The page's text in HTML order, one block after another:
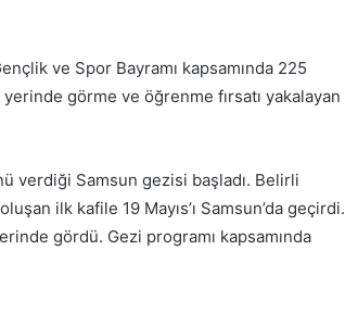
ve Spor Bayramı kapsamında 225
görme ve öğrenme fırsatı yakalayan
verdiği Samsun gezisi başladı. Belirli
ilk kafile 19 Mayıs’ı Samsun’da geçirdi.
gördü. Gezi programı kapsamında